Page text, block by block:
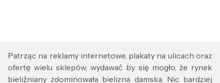
Patrząc na reklamy internetowe, plakaty na ulicach oraz
ofertę wielu sklepów, wydawać by się mogło, że rynek
bieliźniany zdominowała bielizna damska. Nic bardziej